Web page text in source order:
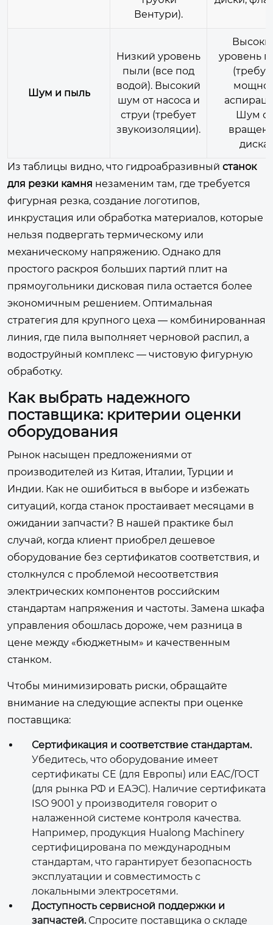
Вентури).
Шум и пыль
Низкий уровень
пыли (все под
водой). Высокий
шум от насоса и
струи (требует
звукоизоляции).
уровень
Шум от
диска.
Из таблицы видно, что гидроабразивный станок
для резки камня незаменим там, где требуется
фигурная резка, создание логотипов,
инкрустация или обработка материалов, которые
нельзя подвергать термическому или
механическому напряжению. Однако для
простого раскроя больших партий плит на
прямоугольники дисковая пила остается более
экономичным решением. Оптимальная
стратегия для крупного цеха — комбинированная
линия, где пила выполняет черновой распил, а
водоструйный комплекс — чистовую фигурную
обработку.
Как выбрать надежного
поставщика: критерии оценки
оборудования
Рынок насыщен предложениями от
производителей из Китая, Италии, Турции и
Индии. Как не ошибиться в выборе и избежать
ситуаций, когда станок простаивает месяцами в
ожидании запчасти? В нашей практике был
случай, когда клиент приобрел дешевое
оборудование без сертификатов соответствия, и
столкнулся с проблемой несоответствия
электрических компонентов российским
стандартам напряжения и частоты. Замена шкафа
управления обошлась дороже, чем разница в
цене между «бюджетным» и качественным
станком.
Чтобы минимизировать риски, обращайте
внимание на следующие аспекты при оценке
поставщика:
Сертификация и соответствие стандартам.
Убедитесь, что оборудование имеет
сертификаты CE (для Европы) или EAC/ГОСТ
(для рынка РФ и ЕАЭС). Наличие сертификата
ISO 9001 у производителя говорит о
налаженной системе контроля качества.
Например, продукция Hualong Machinery
сертифицирована по международным
стандартам, что гарантирует безопасность
эксплуатации и совместимость с
локальными электросетями.
Доступность сервисной поддержки и
запчастей.Спросите поставщика о складе